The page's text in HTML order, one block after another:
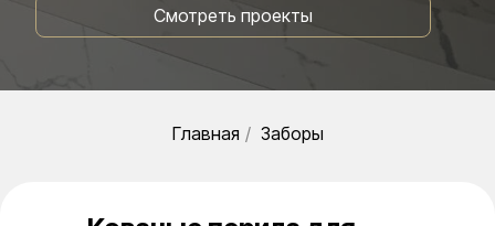
Смотреть проекты
Главная / Заборы